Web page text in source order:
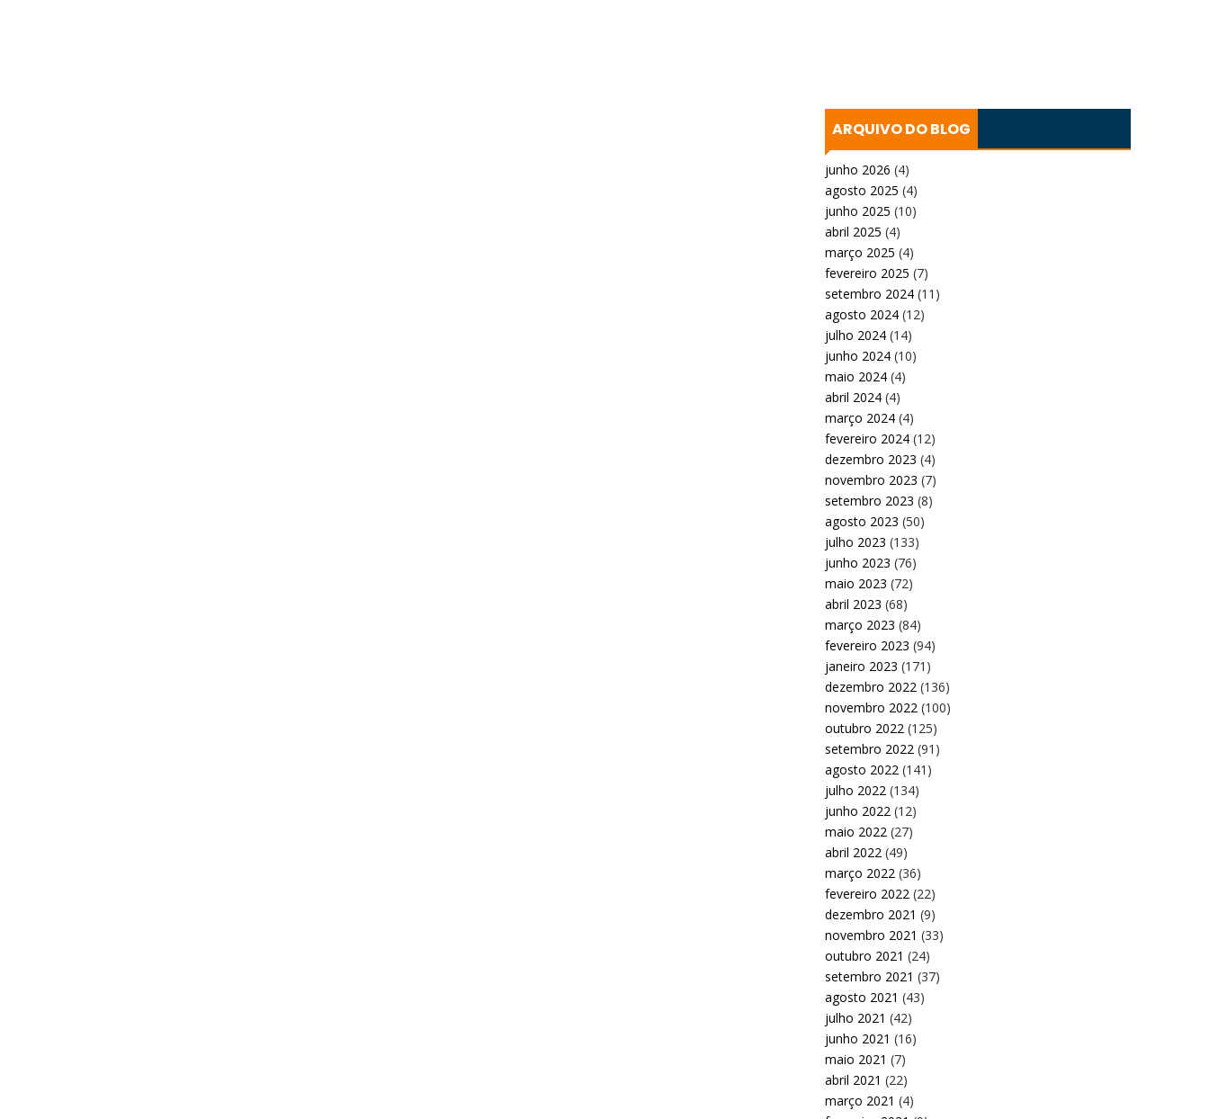
ARQUIVO DO BLOG
junho 2026 (4)
agosto 2025 (4)
junho 2025 (10)
abril 2025 (4)
março 2025 (4)
fevereiro 2025 (7)
setembro 2024 (11)
agosto 2024 (12)
julho 2024 (14)
junho 2024 (10)
maio 2024 (4)
abril 2024 (4)
março 2024 (4)
fevereiro 2024 (12)
dezembro 2023 (4)
novembro 2023 (7)
setembro 2023 (8)
agosto 2023 (50)
julho 2023 (133)
junho 2023 (76)
maio 2023 (72)
abril 2023 (68)
março 2023 (84)
fevereiro 2023 (94)
janeiro 2023 (171)
dezembro 2022 (136)
novembro 2022 (100)
outubro 2022 (125)
setembro 2022 (91)
agosto 2022 (141)
julho 2022 (134)
junho 2022 (12)
maio 2022 (27)
abril 2022 (49)
março 2022 (36)
fevereiro 2022 (22)
dezembro 2021 (9)
novembro 2021 (33)
outubro 2021 (24)
setembro 2021 (37)
agosto 2021 (43)
julho 2021 (42)
junho 2021 (16)
maio 2021 (7)
abril 2021 (22)
março 2021 (4)